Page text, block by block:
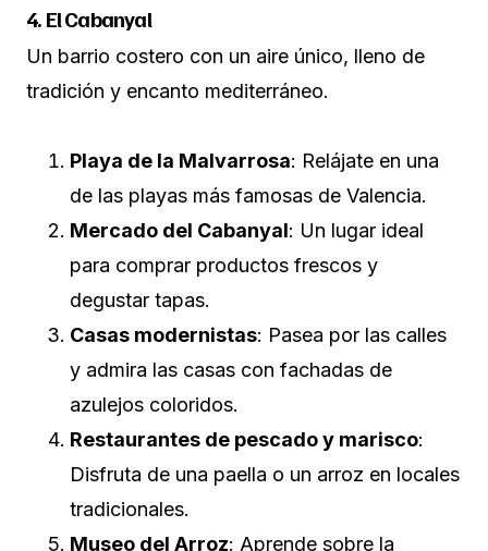
4. El Cabanyal
Un barrio costero con un aire único, lleno de
tradición y encanto mediterráneo.
Playa de la Malvarrosa: Relájate en una
de las playas más famosas de Valencia.
Mercado del Cabanyal: Un lugar ideal
para comprar productos frescos y
degustar tapas.
Casas modernistas: Pasea por las calles
y admira las casas con fachadas de
azulejos coloridos.
Restaurantes de pescado y marisco:
Disfruta de una paella o un arroz en locales
tradicionales.
Museo del Arroz: Aprende sobre la